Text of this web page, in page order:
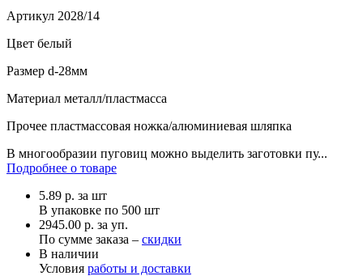
Артикул 2028/14
Цвет белый
Размер d-28мм
Материал металл/пластмасса
Прочее пластмассовая ножка/алюминиевая шляпка
В многообразии пуговиц можно выделить заготовки пу...
Подробнее о товаре
5.89 р. за шт
В упаковке по 500 шт
2945.00 р. за уп.
По сумме заказа – скидки
В наличии
Условия работы и доставки